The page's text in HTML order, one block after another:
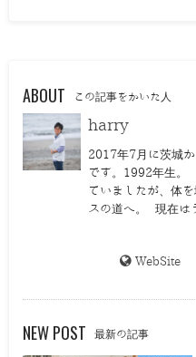
ABOUT この記事をかいた人
harry
2017年7月に茨城
です。1992年生。
ていましたが、体
スの道へ。 現在は
WebSite
NEW POST 最新の記事